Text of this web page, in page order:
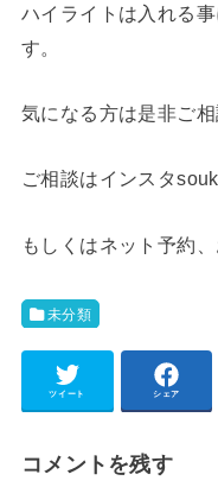
ハイライトは入れる
す。
気になる方は是非ご
ご相談はインスタ
もしくはネット予約
未分類
ツイート シェア
コメントを残す